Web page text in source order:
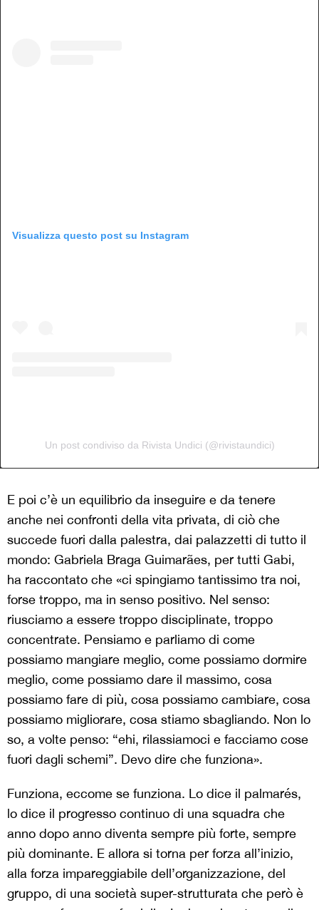
Visualizza questo post su Instagram
Un post condiviso da Rivista Undici (@rivistaundici)
E poi c’è un equilibrio da inseguire e da tenere
anche nei confronti della vita privata, di ciò che
succede fuori dalla palestra, dai palazzetti di tutto il
mondo: Gabriela Braga Guimarães, per tutti Gabi,
ha raccontato che «ci spingiamo tantissimo tra noi,
forse troppo, ma in senso positivo. Nel senso:
riusciamo a essere troppo disciplinate, troppo
concentrate. Pensiamo e parliamo di come
possiamo mangiare meglio, come possiamo dormire
meglio, come possiamo dare il massimo, cosa
possiamo fare di più, cosa possiamo cambiare, cosa
possiamo migliorare, cosa stiamo sbagliando. Non lo
so, a volte penso: “ehi, rilassiamoci e facciamo cose
fuori dagli schemi”. Devo dire che funziona».
Funziona, eccome se funziona. Lo dice il palmarés,
lo dice il progresso continuo di una squadra che
anno dopo anno diventa sempre più forte, sempre
più dominante. E allora si torna per forza all’inizio,
alla forza impareggiabile dell’organizzazione, del
gruppo, di una società super-strutturata che però è